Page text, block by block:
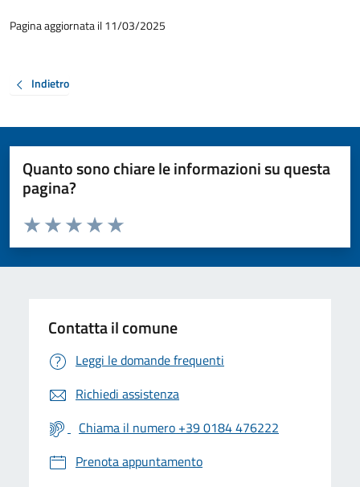
Pagina aggiornata il 11/03/2025
Indietro
Quanto sono chiare le informazioni su questa
pagina?
Valuta da 1 a 5 stelle la pagina
Valuta 5 stelle su 5
Valuta 4 stelle su 5
Valuta 3 stelle su 5
Valuta 2 stelle su 5
Valuta 1 stelle su 5
Contatta il comune
Leggi le domande frequenti
Richiedi assistenza
Chiama il numero +39 0184 476222
Prenota appuntamento